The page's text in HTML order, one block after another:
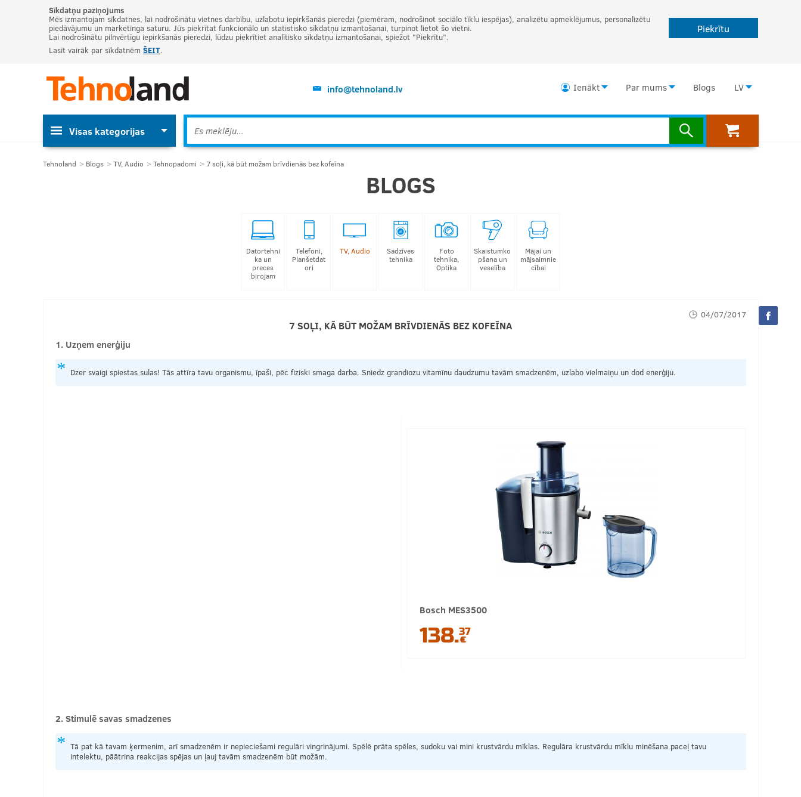
Sīkdatņu paziņojums
Mēs izmantojam sīkdatnes, lai nodrošinātu vietnes darbību, uzlabotu iepirkšanās pieredzi (piemēram, nodrošinot sociālo tīklu iespējas), analizētu apmeklējumus, personalizētu
piedāvājumu un marketinga saturu. Jūs piekrītat funkcionālo un statistisko sīkdatņu izmantošanai, turpinot lietot šo vietni.
Lai nodrošinātu pilnvērtīgu iepirkšanās pieredzi, lūdzu piekrītiet analītisko sīkdatņu izmantošanai, spiežot "Piekrītu".
Lasīt vairāk par sīkdatnēm ŠEIT.
Piekrītu
Ienākt Par mums Blogs LV
info@tehnoland.lv
Visas kategorijas
Tehnoland Blogs TV, Audio Tehnopadomi 7 soļi, kā būt možam brīvdienās bez kofeīna
BLOGS
Datortehni
ka un
preces
birojam
Telefoni,
Planšetdat
ori
TV, Audio
Sadzīves
tehnika
Foto
tehnika,
Optika
Skaistumko
pšana un
veselība
Mājai un
mājsaimnie
cībai
7 SOĻI, KĀ BŪT MOŽAM BRĪVDIENĀS BEZ KOFEĪNA
04/07/2017
1. Uzņem enerģiju
Dzer svaigi spiestas sulas! Tās attīra tavu organismu, īpaši, pēc fiziski smaga darba. Sniedz grandiozu vitamīnu daudzumu tavām smadzenēm, uzlabo vielmaiņu un dod enerģiju.
Bosch MES3500
138.37
€
2. Stimulē savas smadzenes
Tā pat kā tavam ķermenim, arī smadzenēm ir nepieciešami regulāri vingrinājumi. Spēlē prāta spēles, sudoku vai mini krustvārdu mīklas. Regulāra krustvārdu mīklu minēšana paceļ tavu
intelektu, pāātrina reakcijas spējas un ļauj tavām smadzenēm būt možām.